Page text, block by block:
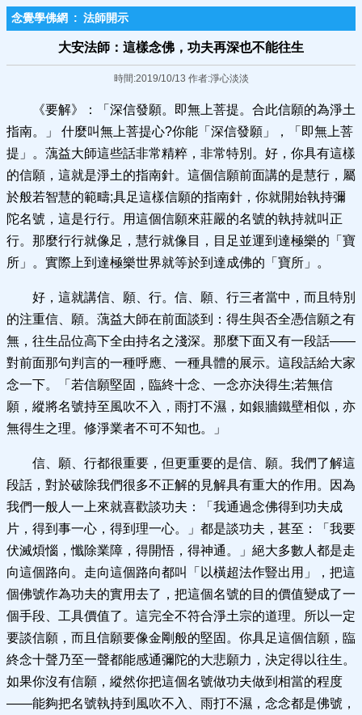
念覺學佛網 : 法師開示
大安法師：這樣念佛，功夫再深也不能往生
時間:2019/10/13 作者:淨心淡淡
《要解》：「深信發願。即無上菩提。合此信願的為淨土
指南。」 什麼叫無上菩提心?你能「深信發願」，「即無上菩
提」。蕅益大師這些話非常精粹，非常特別。好，你具有這樣
的信願，這就是淨土的指南針。這個信願前面講的是慧行，屬
於般若智慧的範疇;具足這樣信願的指南針，你就開始執持彌
陀名號，這是行行。用這個信願來莊嚴的名號的執持就叫正
行。那麼行行就像足，慧行就像目，目足並運到達極樂的「寶
所」。實際上到達極樂世界就等於到達成佛的「寶所」。
好，這就講信、願、行。信、願、行三者當中，而且特別
的注重信、願。蕅益大師在前面談到：得生與否全憑信願之有
無，往生品位高下全由持名之淺深。那麼下面又有一段話——
對前面那句判言的一種呼應、一種具體的展示。這段話給大家
念一下。「若信願堅固，臨終十念、一念亦決得生;若無信
願，縱將名號持至風吹不入，雨打不濕，如銀牆鐵壁相似，亦
無得生之理。修淨業者不可不知也。」
信、願、行都很重要，但更重要的是信、願。我們了解這
段話，對於破除我們很多不正解的見解具有重大的作用。因為
我們一般人一上來就喜歡談功夫：「我通過念佛得到功夫成
片，得到事一心，得到理一心。」都是談功夫，甚至：「我要
伏滅煩惱，懺除業障，得開悟，得神通。」絕大多數人都是走
向這個路向。走向這個路向都叫「以橫超法作豎出用」，把這
個佛號作為功夫的實用去了，把這個名號的目的價值變成了一
個手段、工具價值了。這完全不符合淨土宗的道理。所以一定
要談信願，而且信願要像金剛般的堅固。你具足這個信願，臨
終念十聲乃至一聲都能感通彌陀的大悲願力，決定得以往生。
如果你沒有信願，縱然你把這個名號做功夫做到相當的程度
——能夠把名號執持到風吹不入、雨打不濕，念念都是佛號，